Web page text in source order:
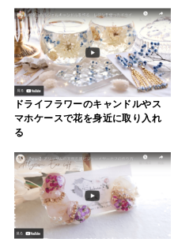
ドライフラワーのキャンドルやス
マホケースで花を身近に取り入れ
る